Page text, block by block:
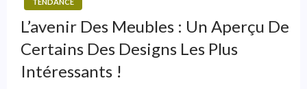
L’avenir Des Meubles : Un Aperçu De
Certains Des Designs Les Plus
Intéressants !